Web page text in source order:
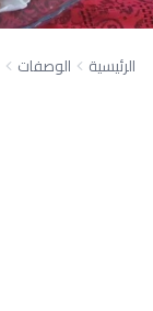
الرئيسية الوصفات